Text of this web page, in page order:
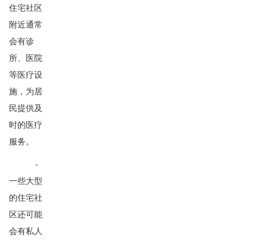
住宅社区
附近通常
会有诊
所、医院
等医疗设
施，为居
民提供及
时的医疗
服务。
-
一些大型
的住宅社
区还可能
会有私人